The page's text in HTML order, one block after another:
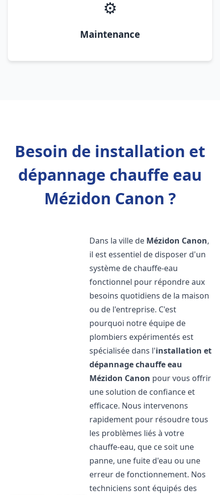
⚙️
Maintenance
Besoin de installation et
dépannage chauffe eau
Mézidon Canon ?
Dans la ville de Mézidon Canon,
il est essentiel de disposer d'un
système de chauffe-eau
fonctionnel pour répondre aux
besoins quotidiens de la maison
ou de l'entreprise. C'est
pourquoi notre équipe de
plombiers expérimentés est
spécialisée dans l'installation et
dépannage chauffe eau
Mézidon Canon pour vous offrir
une solution de confiance et
efficace. Nous intervenons
rapidement pour résoudre tous
les problèmes liés à votre
chauffe-eau, que ce soit une
panne, une fuite d'eau ou une
erreur de fonctionnement. Nos
techniciens sont équipés des